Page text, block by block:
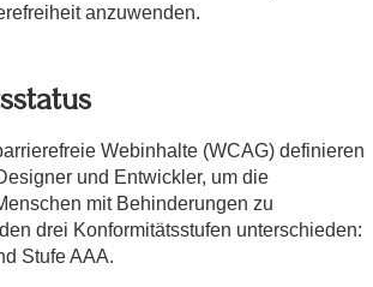
anzuwenden.
Webinhalte (WCAG) definieren
und Entwickler, um die
mit Behinderungen zu
drei Konformitätsstufen unterschieden:
Stufe AAA.